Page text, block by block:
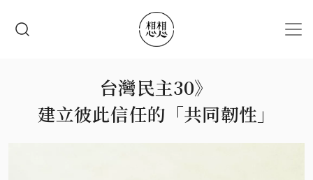
台灣民主30》
建立彼此信任的「共同韌性」